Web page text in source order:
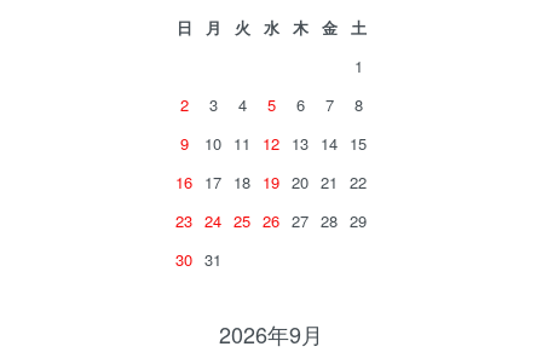
日 月 火 水 木 金
土
1
2
3 4 5 6 7
8
9
10 11 12 13 14 15
16 17 18 19 20 21
22
23 24 25 26 27 28 29
30 31
2026年9月